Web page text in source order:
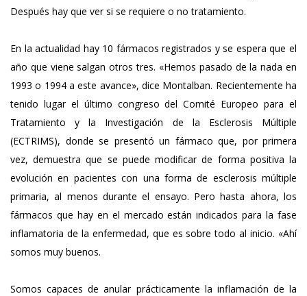
Después hay que ver si se requiere o no tratamiento.
En la actualidad hay 10 fármacos registrados y se espera que el
año que viene salgan otros tres. «Hemos pasado de la nada en
1993 o 1994 a este avance», dice Montalban. Recientemente ha
tenido lugar el último congreso del Comité Europeo para el
Tratamiento y la Investigación de la Esclerosis Múltiple
(ECTRIMS), donde se presentó un fármaco que, por primera
vez, demuestra que se puede modificar de forma positiva la
evolución en pacientes con una forma de esclerosis múltiple
primaria, al menos durante el ensayo. Pero hasta ahora, los
fármacos que hay en el mercado están indicados para la fase
inflamatoria de la enfermedad, que es sobre todo al inicio. «Ahí
somos muy buenos.
Somos capaces de anular prácticamente la inflamación de la